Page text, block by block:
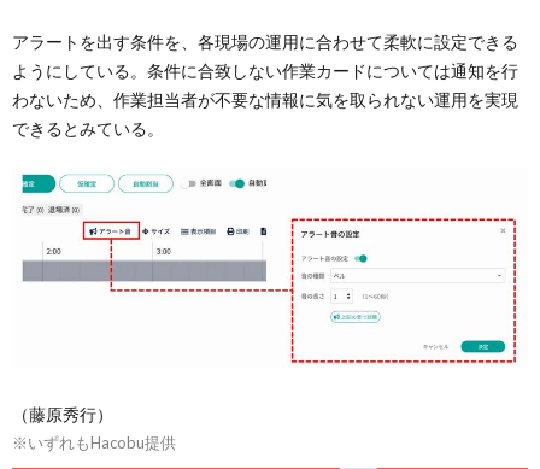
アラートを出す条件を、各現場の運用に合わせて柔軟に設定できる
ようにしている。条件に合致しない作業カードについては通知を行
わないため、作業担当者が不要な情報に気を取られない運用を実現
できるとみている。
（藤原秀行）
※いずれもHacobu提供